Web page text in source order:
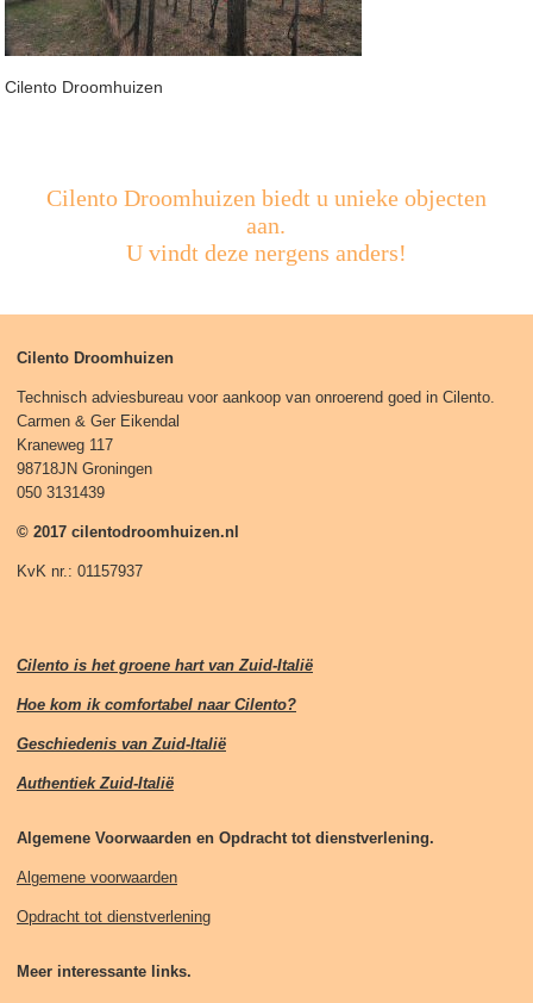
Cilento Droomhuizen
Cilento Droomhuizen biedt u unieke objecten
aan.
U vindt deze nergens anders!
Cilento Droomhuizen
Technisch adviesbureau voor aankoop van onroerend goed in Cilento.
Carmen & Ger Eikendal
Kraneweg 117
98718JN Groningen
050 3131439
© 2017 cilentodroomhuizen.nl
KvK nr.: 01157937
Cilento is het groene hart van Zuid-Italië
Hoe kom ik comfortabel naar Cilento?
Geschiedenis van Zuid-Italië
Authentiek Zuid-Italië
Algemene Voorwaarden en Opdracht tot dienstverlening.
Algemene voorwaarden
Opdracht tot dienstverlening
Meer interessante links.